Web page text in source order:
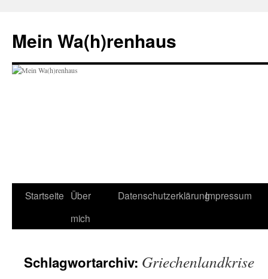
springen
Mein Wa(h)renhaus
Startseite Über
mich
DatenschutzerklärungImpressum
Schlagwortarchiv: Griechenlandkrise